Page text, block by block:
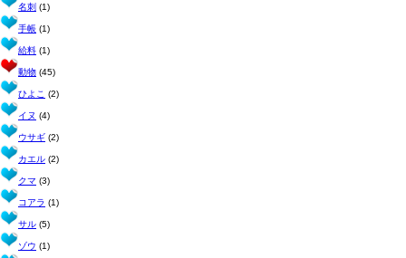
名刺 (1)
手帳 (1)
給料 (1)
動物 (45)
ひよこ (2)
イヌ (4)
ウサギ (2)
カエル (2)
クマ (3)
コアラ (1)
サル (5)
ゾウ (1)